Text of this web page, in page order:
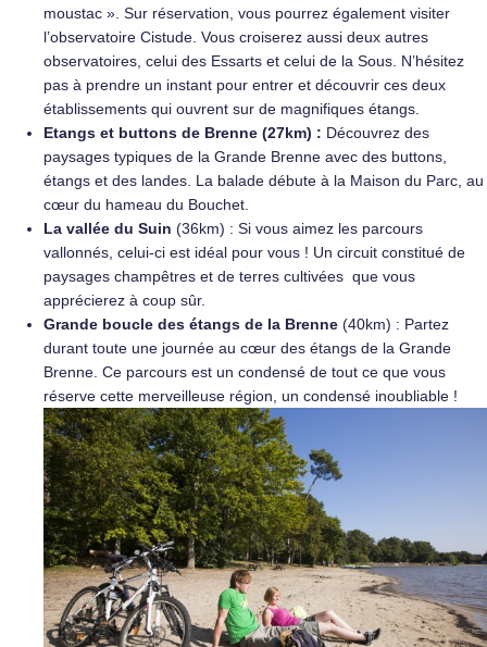
moustac ». Sur réservation, vous pourrez également visiter
l’observatoire Cistude. Vous croiserez aussi deux autres
observatoires, celui des Essarts et celui de la Sous. N’hésitez
pas à prendre un instant pour entrer et découvrir ces deux
établissements qui ouvrent sur de magnifiques étangs.
Etangs et buttons de Brenne (27km) : Découvrez des
paysages typiques de la Grande Brenne avec des buttons,
étangs et des landes. La balade débute à la Maison du Parc, au
cœur du hameau du Bouchet.
La vallée du Suin (36km) : Si vous aimez les parcours
vallonnés, celui-ci est idéal pour vous ! Un circuit constitué de
paysages champêtres et de terres cultivées que vous
apprécierez à coup sûr.
Grande boucle des étangs de la Brenne (40km) : Partez
durant toute une journée au cœur des étangs de la Grande
Brenne. Ce parcours est un condensé de tout ce que vous
réserve cette merveilleuse région, un condensé inoubliable !